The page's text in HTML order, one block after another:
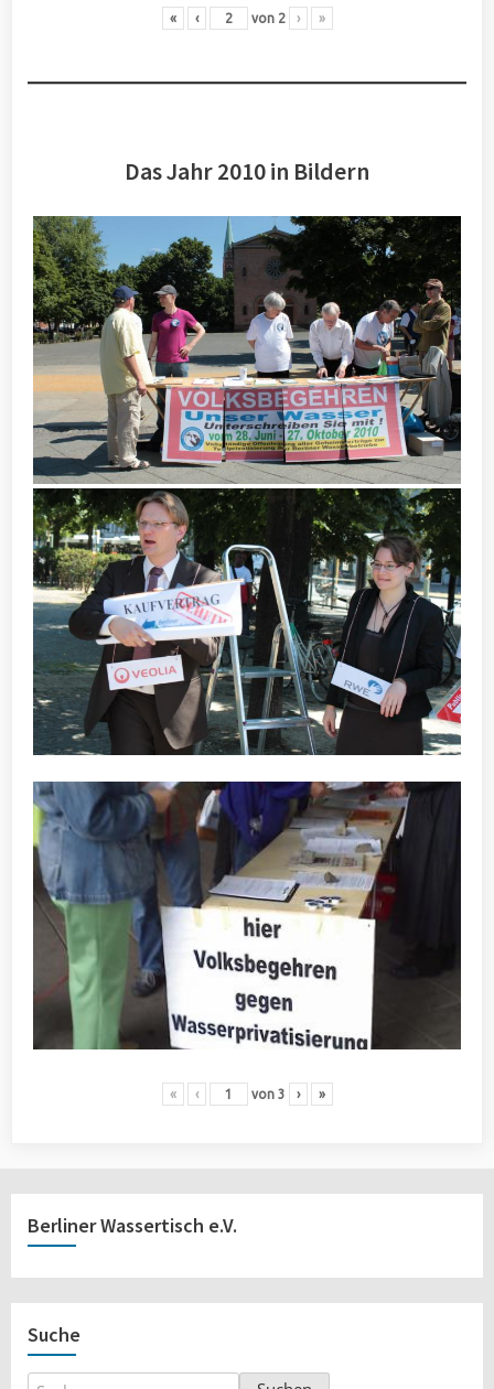
« ‹ von 2 › »
Das Jahr 2010 in Bildern
« ‹ von 3 › »
Berliner Wassertisch e.V.
Suche
Suchen